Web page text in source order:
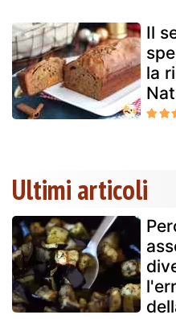
Il
la
Ultimi articoli